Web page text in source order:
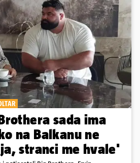
sada ima
na Balkanu ne
stranci me hvale'